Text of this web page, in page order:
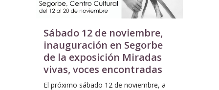
Sábado 12 de noviembre,
inauguración en Segorbe
de la exposición Miradas
vivas, voces encontradas
El próximo sábado 12 de noviembre, a